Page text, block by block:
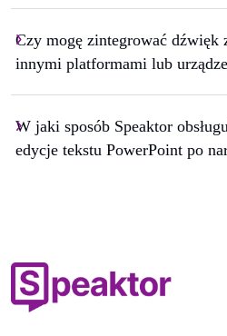
Czy mogę zintegrować dźwięk
innymi platformami lub
W jaki sposób Speaktor
edycje tekstu PowerPoint po